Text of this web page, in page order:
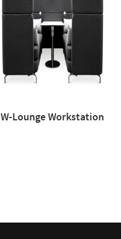
W-Lounge Workstation